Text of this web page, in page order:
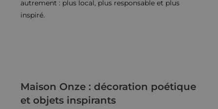
autrement : plus local, plus responsable et plus
inspiré.
Maison Onze : décoration poétique
et objets inspirants